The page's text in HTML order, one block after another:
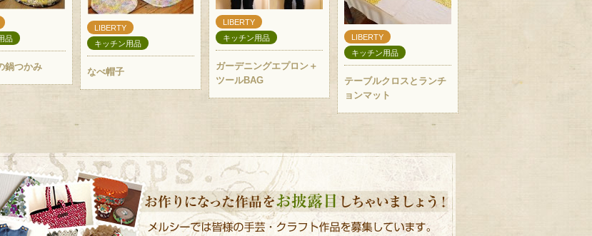
品
鍋つかみ
LIBERTY
キッチン用品
なべ帽子
LIBERTY
キッチン用品
ガーデニングエプロン＋
ツールBAG
LIBERTY
キッチン用品
テーブルクロスとランチ
ョンマット